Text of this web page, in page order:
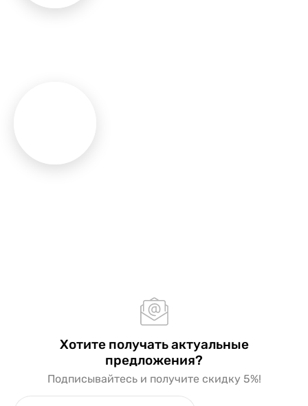
Хотите получать актуальные
предложения?
Подписывайтесь и получите скидку 5%!